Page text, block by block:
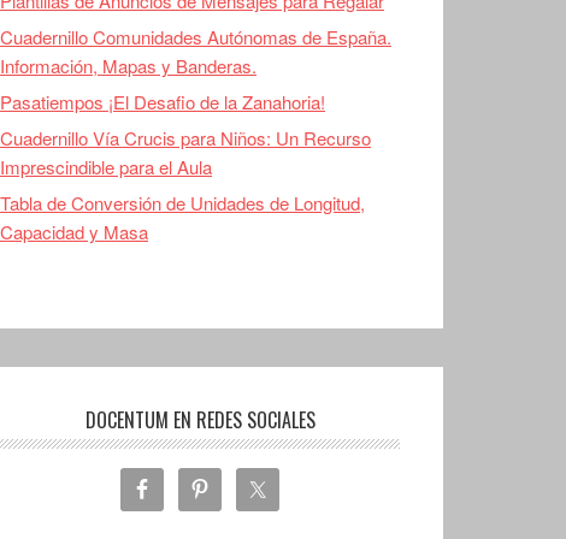
Cuadernillo Comunidades Autónomas de España.
Información, Mapas y Banderas.
Pasatiempos ¡El Desafio de la Zanahoria!
Cuadernillo Vía Crucis para Niños: Un Recurso
Imprescindible para el Aula
Tabla de Conversión de Unidades de Longitud,
Capacidad y Masa
DOCENTUM EN REDES SOCIALES